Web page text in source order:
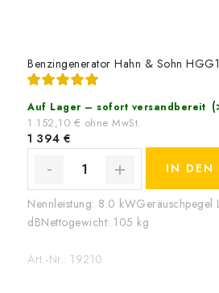
Benzingenerator Hahn & Sohn
Auf Lager – sofort versandbereit
1 152,10 € ohne MwSt.
1 394 €
IN DEN
Nennleistung: 8.0
dBNettogewicht: 105 kg
Art.-Nr.: 19210